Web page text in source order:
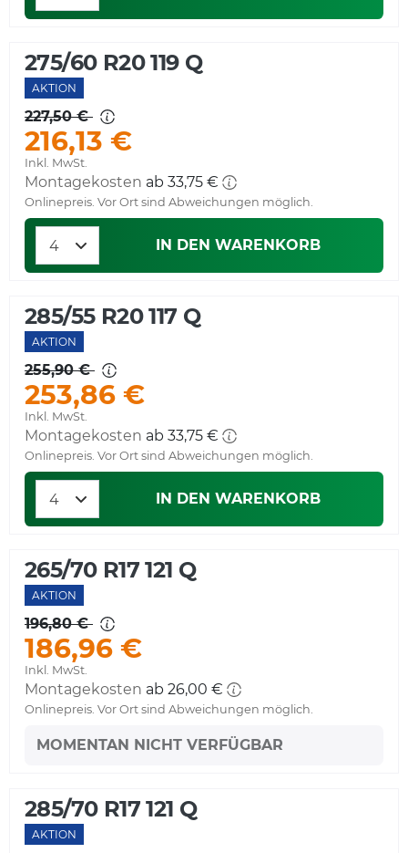
275/60 R20 119 Q
AKTION
227,50 €
216,13 €
Inkl. MwSt.
Montagekosten ab 33,75 €
Onlinepreis. Vor Ort sind Abweichungen möglich.
IN DEN WARENKORB
285/55 R20 117 Q
AKTION
255,90 €
253,86 €
Inkl. MwSt.
Montagekosten ab 33,75 €
Onlinepreis. Vor Ort sind Abweichungen möglich.
IN DEN WARENKORB
265/70 R17 121 Q
AKTION
196,80 €
186,96 €
Inkl. MwSt.
Montagekosten ab 26,00 €
Onlinepreis. Vor Ort sind Abweichungen möglich.
MOMENTAN NICHT VERFÜGBAR
285/70 R17 121 Q
AKTION